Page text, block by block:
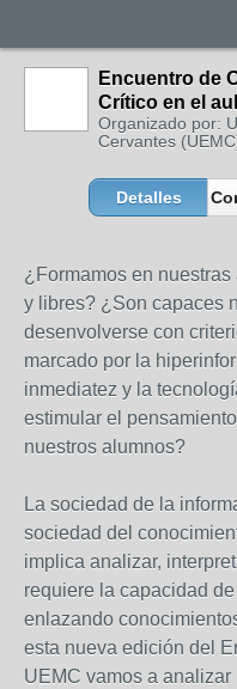
Encuentro de
Crítico en el
Organizado por:
Cervantes
Detalles
¿Formamos en
y libres? ¿Son capaces
desenvolverse con
marcado por la
inmediatez y la
estimular el
nuestros alumnos?
La sociedad de la
sociedad del
implica analizar,
requiere la capacidad
enlazando
esta nueva edición del
UEMC vamos a analizar